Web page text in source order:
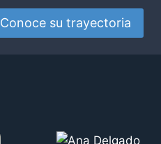
Conoce su trayectoria